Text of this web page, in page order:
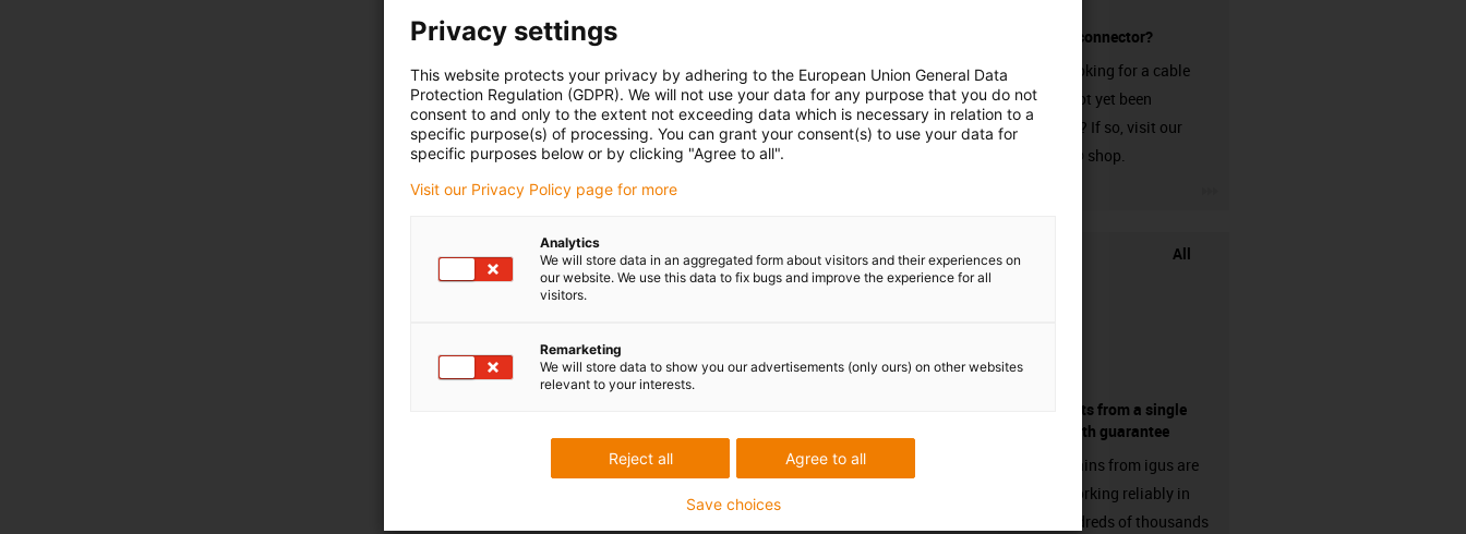
without a connector?
Are you looking for a cable
that has not yet been
harnessed? If so, visit our
chainflex® shop.
All
components from a single
source - with guarantee
Energy chains from igus are
already working reliably in
many hundreds of thousands
Privacy settings
This website protects your privacy by adhering to the European Union General Data
Protection Regulation (GDPR). We will not use your data for any purpose that you do not
consent to and only to the extent not exceeding data which is necessary in relation to a
specific purpose(s) of processing. You can grant your consent(s) to use your data for
specific purposes below or by clicking "Agree to all".
Visit our Privacy Policy page for more
Analytics
We will store data in an aggregated form about visitors and their experiences on
our website. We use this data to fix bugs and improve the experience for all
visitors.
Remarketing
We will store data to show you our advertisements (only ours) on other websites
relevant to your interests.
Agree to all
Reject all
Save choices